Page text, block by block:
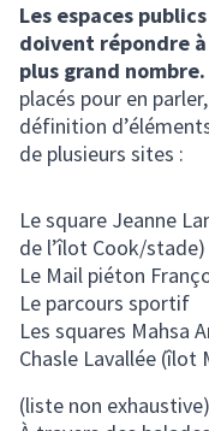
Les espaces
doivent répondre
plus grand nombre.
placés pour en
définition
de plusieurs sites :
Le square Jeanne
de l’îlot Cook/stade)
Le Mail piéton
Le parcours sportif
Les squares Mahsa
Chasle Lavallée (îlot
(liste non exhaustive)